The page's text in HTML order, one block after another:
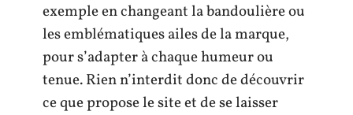
exemple en changeant la bandoulière ou
les emblématiques ailes de la marque,
pour s’adapter à chaque humeur ou
tenue. Rien n’interdit donc de découvrir
ce que propose le site et de se laisser